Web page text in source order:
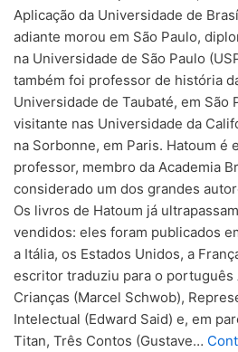
Aplicação da Universidade de
adiante morou em São Paulo,
na Universidade de São Paulo
também foi professor de história
Universidade de Taubaté, em São
visitante nas Universidade da
na Sorbonne, em Paris. Hatoum é
professor, membro da Academia
considerado um dos grandes
Os livros de Hatoum já
vendidos: eles foram publicados
a Itália, os Estados Unidos, a
escritor traduziu para o português
Crianças (Marcel Schwob),
Intelectual (Edward Said) e, em
Titan, Três Contos (Gustave…